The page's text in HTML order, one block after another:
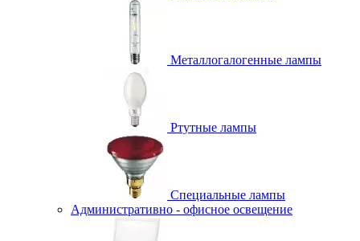
Металлогалогенные лампы
Ртутные лампы
Специальные лампы
Административно - офисное освещение